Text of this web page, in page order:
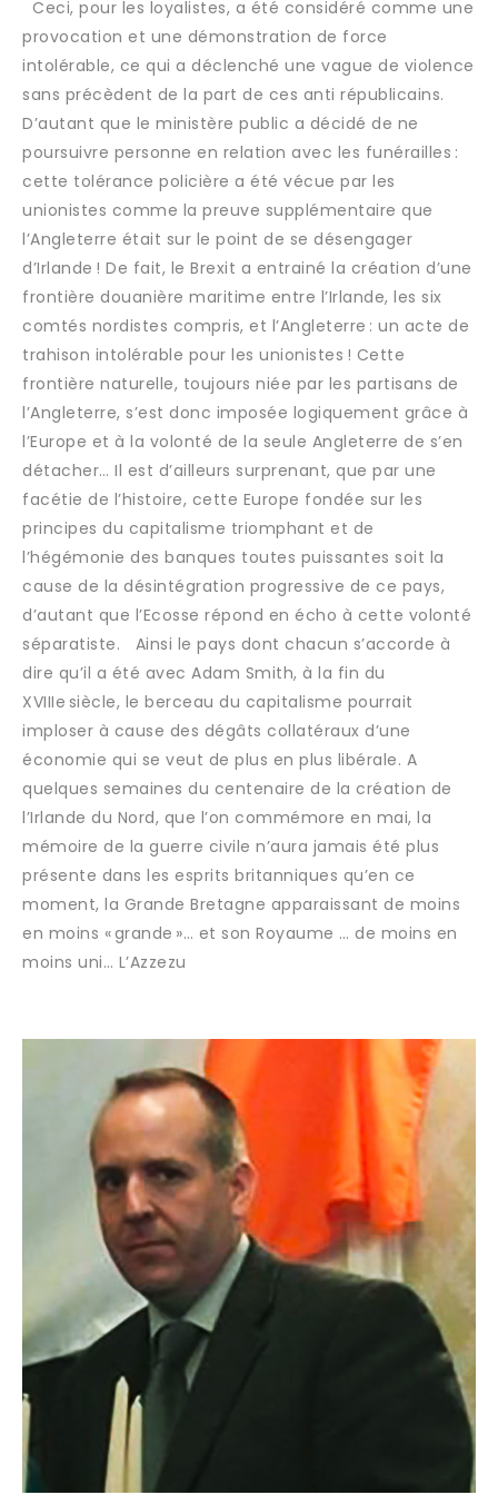
Ceci, pour les loyalistes, a été considéré comme une
provocation et une démonstration de force
intolérable, ce qui a déclenché une vague de violence
sans précèdent de la part de ces anti républicains.
D’autant que le ministère public a décidé de ne
poursuivre personne en relation avec les funérailles :
cette tolérance policière a été vécue par les
unionistes comme la preuve supplémentaire que
l’Angleterre était sur le point de se désengager
d’Irlande ! De fait, le Brexit a entrainé la création d’une
frontière douanière maritime entre l’Irlande, les six
comtés nordistes compris, et l’Angleterre : un acte de
trahison intolérable pour les unionistes ! Cette
frontière naturelle, toujours niée par les partisans de
l’Angleterre, s’est donc imposée logiquement grâce à
l’Europe et à la volonté de la seule Angleterre de s’en
détacher… Il est d’ailleurs surprenant, que par une
facétie de l’histoire, cette Europe fondée sur les
principes du capitalisme triomphant et de
l’hégémonie des banques toutes puissantes soit la
cause de la désintégration progressive de ce pays,
d’autant que l’Ecosse répond en écho à cette volonté
séparatiste. Ainsi le pays dont chacun s’accorde à
dire qu’il a été avec Adam Smith, à la fin du
XVIIIe siècle, le berceau du capitalisme pourrait
imploser à cause des dégâts collatéraux d’une
économie qui se veut de plus en plus libérale. A
quelques semaines du centenaire de la création de
l’Irlande du Nord, que l’on commémore en mai, la
mémoire de la guerre civile n’aura jamais été plus
présente dans les esprits britanniques qu’en ce
moment, la Grande Bretagne apparaissant de moins
en moins « grande »… et son Royaume … de moins en
moins uni… L’Azzezu